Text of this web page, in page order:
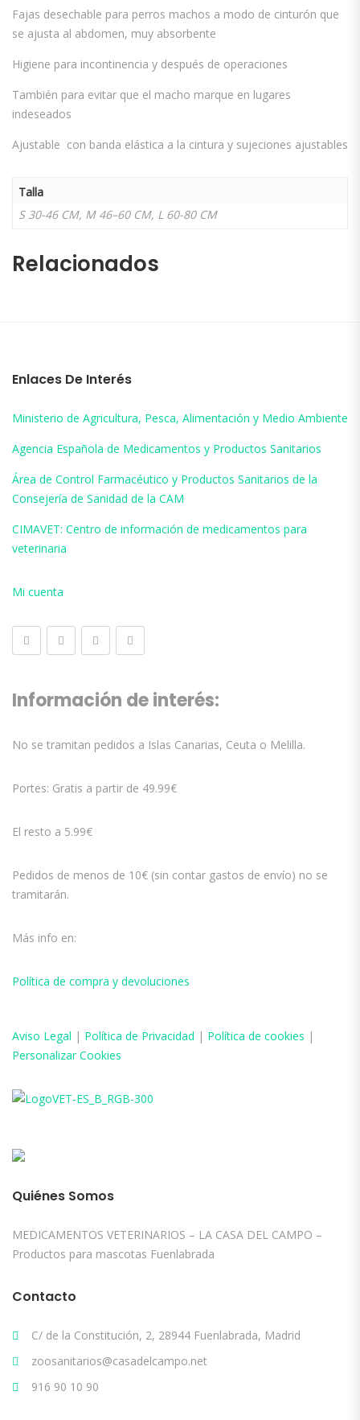
Fajas desechable para perros machos a modo de cinturón que
se ajusta al abdomen, muy absorbente
Higiene para incontinencia y después de operaciones
También para evitar que el macho marque en lugares
indeseados
Ajustable con banda elástica a la cintura y sujeciones ajustables
Talla
S 30-46 CM, M 46–60 CM, L 60-80 CM
Relacionados
Enlaces De Interés
Ministerio de Agricultura, Pesca, Alimentación y Medio Ambiente
Agencia Española de Medicamentos y Productos Sanitarios
Área de Control Farmacéutico y Productos Sanitarios de la
Consejería de Sanidad de la CAM
CIMAVET: Centro de información de medicamentos para
veterinaria
Mi cuenta
Información de interés:
No se tramitan pedidos a Islas Canarias, Ceuta o Melilla.
Portes: Gratis a partir de 49.99€
El resto a 5.99€
Pedidos de menos de 10€ (sin contar gastos de envío) no se
tramitarán.
Más info en:
Política de compra y devoluciones
Aviso Legal | Política de Privacidad | Política de cookies |
Personalizar Cookies
Quiénes Somos
MEDICAMENTOS VETERINARIOS – LA CASA DEL CAMPO –
Productos para mascotas Fuenlabrada
Contacto
C/ de la Constitución, 2, 28944 Fuenlabrada, Madrid
zoosanitarios@casadelcampo.net
916 90 10 90